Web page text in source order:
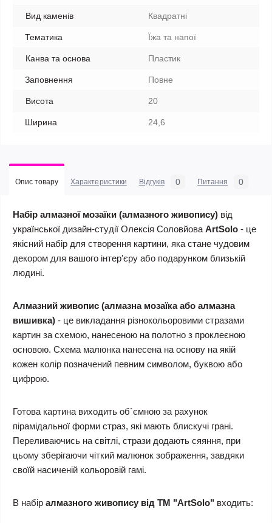
Вид каменів Квадратні
Тематика Їжа та напої
Канва та основа Пластик
Заповнення Повне
Висота 20
Ширина 24,6
Опис товару Характеристики Відгуків 0 Питання 0
Набір алмазної мозаїки (алмазного живопису) від
української дизайн-студії Олексія Соловйова ArtSolo - це
якісний набір для створення картини, яка стане чудовим
декором для вашого інтер'єру або подарунком близькій
людині.
Алмазний живопис (алмазна мозаїка або алмазна
вишивка) - це викладання різнокольоровими стразами
картин за схемою, нанесеною на полотно з проклеєною
основою. Схема малюнка нанесена на основу на якій
кожен колір позначений певним символом, буквою або
цифрою.
Готова картина виходить об`ємною за рахунок
пірамідальної форми страз, які мають блискучі грані.
Переливаючись на світлі, стрази додають сяяння, при
цьому зберігаючи чіткий малюнок зображення, завдяки
своїй насиченій кольоровій гамі.
В набір алмазного живопису від ТМ "ArtSolo" входить: